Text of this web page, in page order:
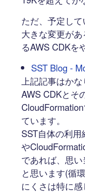
ただ、予定し
大きな変更が
るAWS CDKを
SST Blog -
上記記事はか
AWS CDKとそ
ています。
SST自体の利
や
であれば、思
と思います(循
にくさは特に感